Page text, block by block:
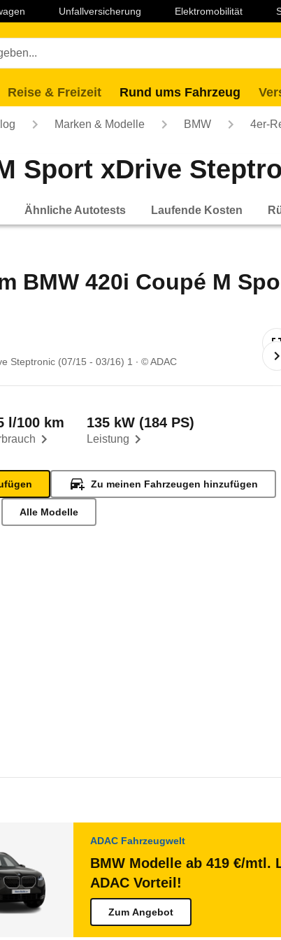
Unfallversicherung Elektromobilität
Reise & Freizeit Rund ums Fahrzeug
Marken & Modelle BMW 4er-
Sport xDrive
Ähnliche Autotests Laufende Kosten
BMW 420i Coupé M
Steptronic (07/15 - 03/16) 1 © ADAC
l/100 km
Leistung
135 kW (184 PS)
Zu meinen Fahrzeugen hinzufügen
Alle Modelle
ADAC Fahrzeugwelt
BMW Modelle ab 419 €/mtl.
ADAC Vorteil!
Zum Angebot